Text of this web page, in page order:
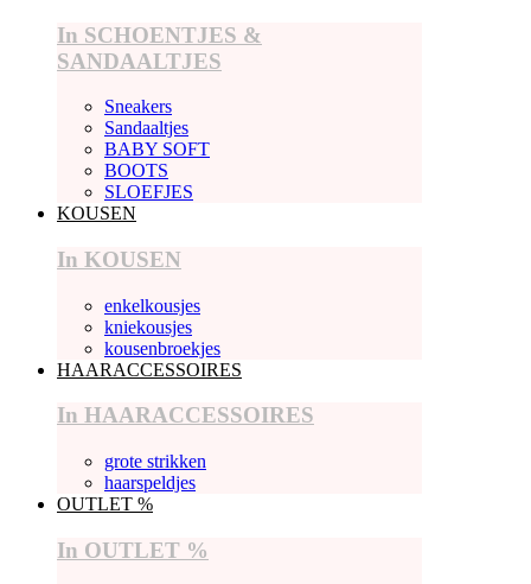
In SCHOENTJES &
SANDAALTJES
Sneakers
Sandaaltjes
BABY SOFT
BOOTS
SLOEFJES
KOUSEN
In KOUSEN
enkelkousjes
kniekousjes
kousenbroekjes
HAARACCESSOIRES
In HAARACCESSOIRES
grote strikken
haarspeldjes
OUTLET %
In OUTLET %